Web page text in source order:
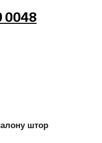
0048
штор